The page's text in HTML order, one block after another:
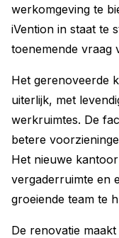
werkomgeving te
iVention in staat te
toenemende vraag
Het gerenoveerde
uiterlijk, met
werkruimtes. De
betere
Het nieuwe
vergaderruimte en
groeiende team te
De renovatie